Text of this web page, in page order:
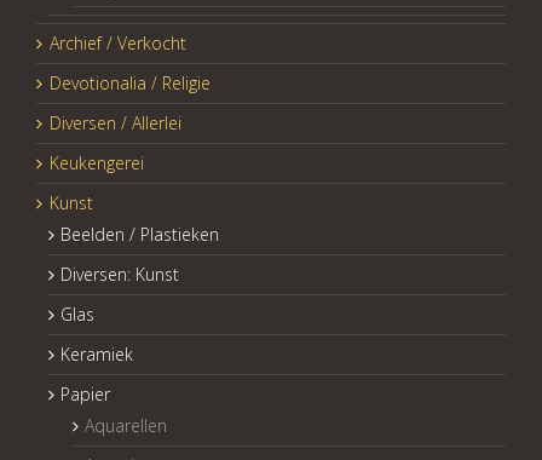
Archief / Verkocht
Devotionalia / Religie
Diversen / Allerlei
Keukengerei
Kunst
Beelden / Plastieken
Diversen: Kunst
Glas
Keramiek
Papier
Aquarellen